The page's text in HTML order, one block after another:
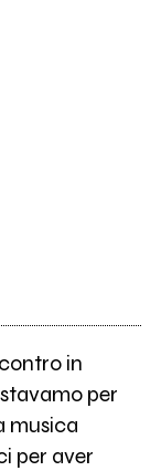
in
per
musica
per aver